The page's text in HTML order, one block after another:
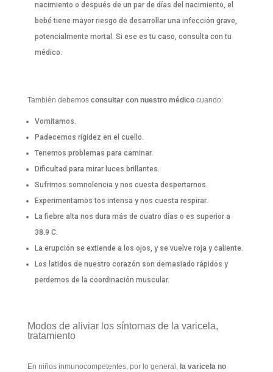
nacimiento o después de un par de días del nacimiento, el
bebé tiene mayor riesgo de desarrollar una infección grave,
potencialmente mortal. Si ese es tu caso, consulta con tu
médico.
También debemosconsultar con nuestro médicocuando:
Vomitamos.
Padecemos rigidez en el cuello.
Tenemos problemas para caminar.
Dificultad para mirar luces brillantes.
Sufrimos somnolencia y nos cuesta despertarnos.
Experimentamos tos intensa y nos cuesta respirar.
La fiebre alta nos dura más de cuatro días o es superior a
38.9 C.
La erupción se extiende a los ojos, y se vuelve roja y caliente.
Los latidos de nuestro corazón son demasiado rápidos y
perdemos de la coordinación muscular.
Modos de aliviar los síntomas de la varicela,
tratamiento
En niños inmunocompetentes, por lo general, la varicela no